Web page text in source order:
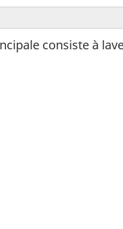
consiste à